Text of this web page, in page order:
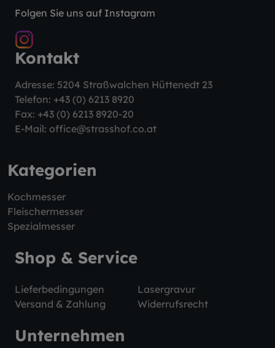
Folgen Sie uns auf Instagram
Kontakt
Adresse: 5204 Straßwalchen Hüttenedt 23
Telefon: +43 (0) 6213 8920
Fax: +43 (0) 6213 8920-20
E-Mail: office@strasshof.co.at
Kategorien
Kochmesser
Fleischermesser
Spezialmesser
Shop & Service
Lieferbedingungen
Lasergravur
Versand & Zahlung
Widerrufsrecht
Unternehmen